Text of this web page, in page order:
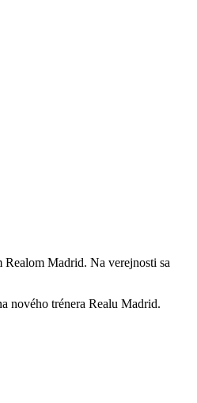
Madrid. Na verejnosti sa
nového trénera Realu Madrid.